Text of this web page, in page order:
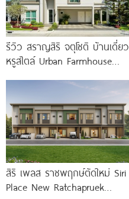
รีวิว สราญสิริ จตุโชติ บ้านเดี่ยว
หรูสไตล์ Urban Farmhouse​
ทางด่วนจตุโชติ เริ่ม 8.59
สิริ เพลส ราชพฤกษ์ตัดใหม่ Siri
Place New Ratchapruek